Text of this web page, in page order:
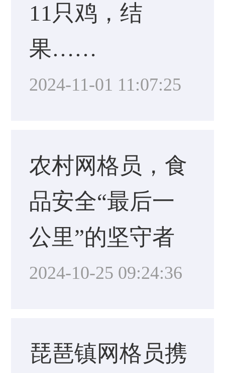
11只鸡，结
果……
2024-11-01 11:07:25
农村网格员，食
品安全“最后一
公里”的坚守者
2024-10-25 09:24:36
琵琶镇网格员携